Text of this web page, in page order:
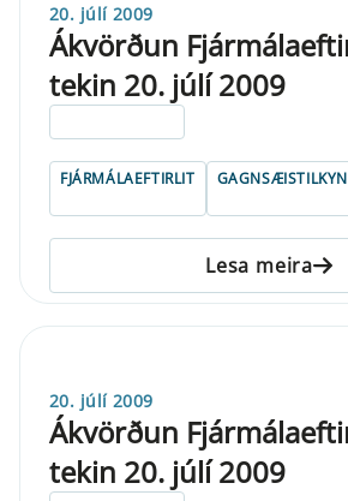
20. júlí 2009
Ákvörðun
tekin 20. júlí 2009
FJÁRMÁLAEFTIRLIT
Lesa meira
20. júlí 2009
Ákvörðun
tekin 20. júlí 2009